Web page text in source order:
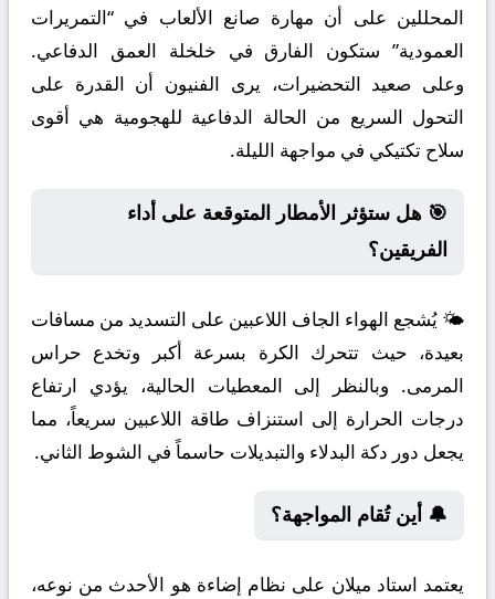
المحللين على أن مهارة صانع الألعاب في “التمريرات
العمودية” ستكون الفارق في خلخلة العمق الدفاعي.
وعلى صعيد التحضيرات، يرى الفنيون أن القدرة على
التحول السريع من الحالة الدفاعية للهجومية هي أقوى
سلاح تكتيكي في مواجهة الليلة.
🎯 هل ستؤثر الأمطار المتوقعة على أداء
الفريقين؟
🌤️ يُشجع الهواء الجاف اللاعبين على التسديد من مسافات
بعيدة، حيث تتحرك الكرة بسرعة أكبر وتخدع حراس
المرمى. وبالنظر إلى المعطيات الحالية، يؤدي ارتفاع
درجات الحرارة إلى استنزاف طاقة اللاعبين سريعاً، مما
يجعل دور دكة البدلاء والتبديلات حاسماً في الشوط الثاني.
🔔 أين تُقام المواجهة؟
يعتمد استاد ميلان على نظام إضاءة هو الأحدث من نوعه،